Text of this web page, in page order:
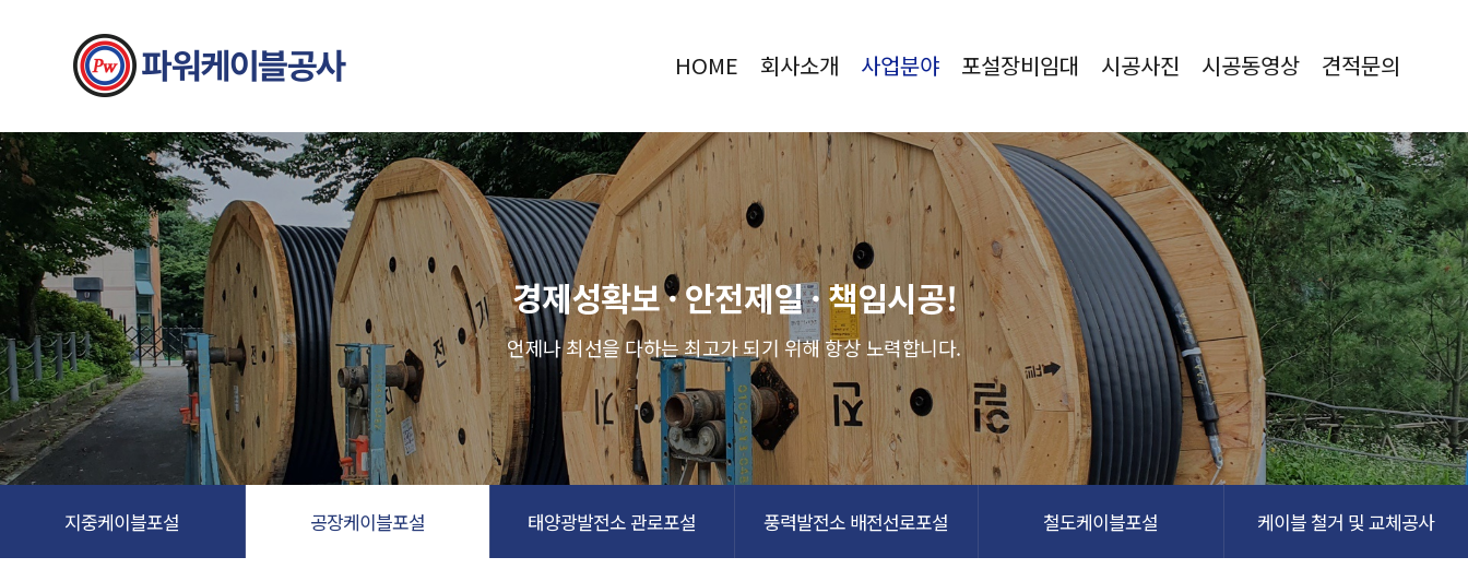
HOME 회사소개 사업분야 포설장비임대 시공사진 시공동영상 견적문의
경제성확보 · 안전제일 · 책임시공!
언제나 최선을 다하는 최고가 되기 위해 항상 노력합니다.
지중케이블포설 공장케이블포설 태양광발전소 관로포설 풍력발전소 배전선로포설 철도케이블포설 케이블 철거 및 교체공사